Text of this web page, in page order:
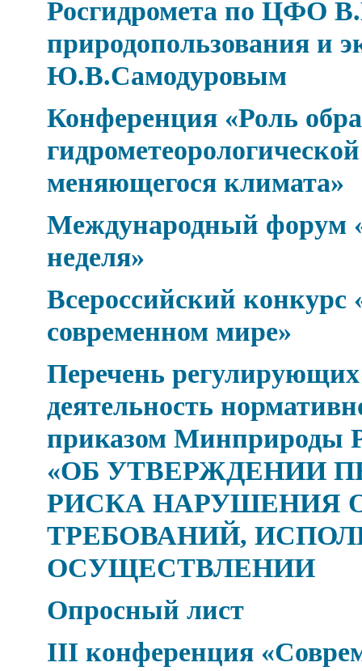
Росгидромета по ЦФО
природопользования и
Ю.В.Самодуровым
Конференция «Роль
меняющегося климата»
Международный форум
неделя»
Всероссийский конкурс
современном мире»
Перечень
деятельность
приказом Минприроды
«ОБ УТВЕРЖДЕНИИ
РИСКА НАРУШЕНИЯ
ТРЕБОВАНИЙ,
ОСУЩЕСТВЛЕНИИ
Опросный лист
III конференция